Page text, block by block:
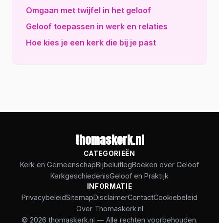
Omgaan met twijfel in het geloof
Geloof toepassen in werk en relaties
Hoe kies je een kerk die bij je past
thomaskerk.nl
CATEGORIEËN
Kerk en GemeenschapBijbeluitlegBoeken over Geloof
KerkgeschiedenisGeloof en Praktijk
INFORMATIE
PrivacybeleidSitemapDisclaimerContactCookiebeleid
Over Thomaskerk.nl
© 2026 thomaskerk.nl — Alle rechten voorbehouden.